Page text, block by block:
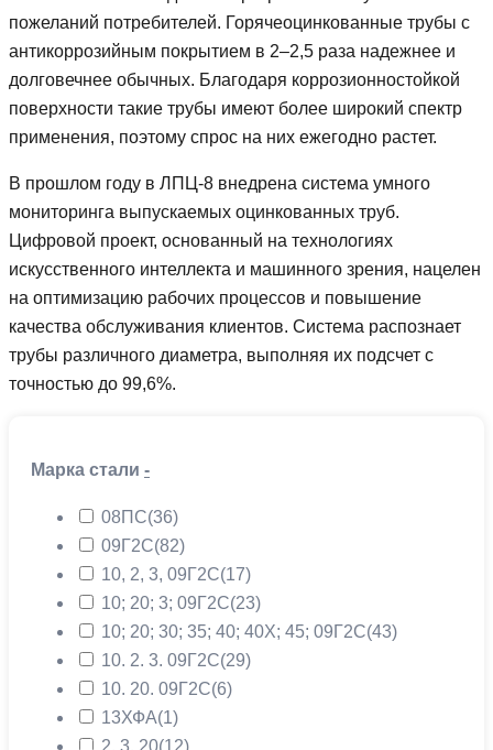
пожеланий потребителей. Горячеоцинкованные трубы с
антикоррозийным покрытием в 2–2,5 раза надежнее и
долговечнее обычных. Благодаря коррозионностойкой
поверхности такие трубы имеют более широкий спектр
применения, поэтому спрос на них ежегодно растет.
В прошлом году в ЛПЦ-8 внедрена система умного
мониторинга выпускаемых оцинкованных труб.
Цифровой проект, основанный на технологиях
искусственного интеллекта и машинного зрения, нацелен
на оптимизацию рабочих процессов и повышение
качества обслуживания клиентов. Система распознает
трубы различного диаметра, выполняя их подсчет с
точностью до 99,6%.
Марка стали -
08ПС(36)
09Г2С(82)
10, 2, 3, 09Г2С(17)
10; 20; 3; 09Г2С(23)
10; 20; 30; 35; 40; 40Х; 45; 09Г2С(43)
10. 2. 3. 09Г2С(29)
10. 20. 09Г2С(6)
13ХФА(1)
2, 3, 20(12)